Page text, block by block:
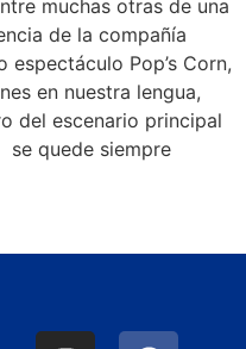
muchas otras de una
de la compañía
espectáculo Pop’s Corn,
en nuestra lengua,
del escenario principal
se quede siempre